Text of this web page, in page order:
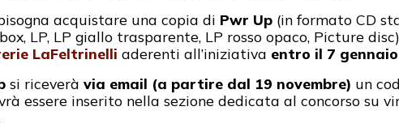
acquistare una copia di Pwr Up (in formato CD
LP, LP giallo trasparente, LP rosso opaco, Picture
LaFeltrinelli aderenti all’iniziativa entro il 7
si riceverà via email (a partire dal 19 novembre) un
essere inserito nella sezione dedicata al concorso su